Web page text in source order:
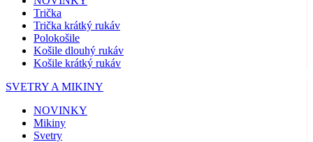
Trička
Trička krátký rukáv
Polokošile
Košile dlouhý rukáv
Košile krátký rukáv
SVETRY A MIKINY
NOVINKY
Mikiny
Svetry